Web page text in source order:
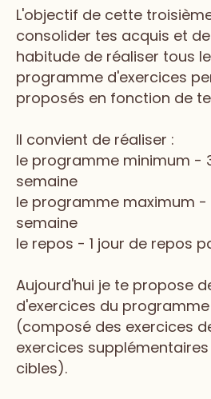
L'objectif de cette
consolider tes acquis et
habitude de réaliser tous
programme d'exercices
proposés en fonction de
Il convient de réaliser :
le programme minimum -
semaine
le programme maximum -
semaine
le repos - 1 jour de repos
Aujourd'hui je te propose
d'exercices du programme
(composé des exercices
exercices
cibles).